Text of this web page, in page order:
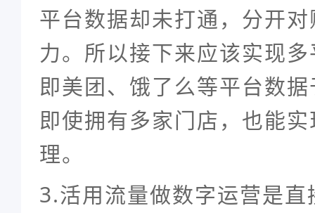
平台数据却未打通，分开
力。所以接下来应该实现
即美团、饿了么等平台数
即使拥有多家门店，也能
理。
3.活用流量做数字运营是